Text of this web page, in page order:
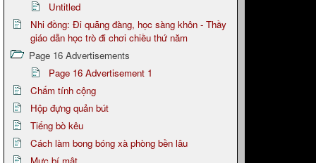
Untitled
Nhi đồng: Đi quãng đàng, học sàng khôn - Thầy
giáo dẫn học trò đi chơi chiều thứ năm
Page 16 Advertisements
Page 16 Advertisement 1
Chấm tính cộng
Hộp đựng quản bút
Tiếng bò kêu
Cách làm bong bóng xà phòng bền lâu